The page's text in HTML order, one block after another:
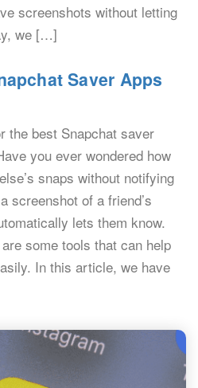
screenshots without letting
we […]
Saver Apps
the best Snapchat saver
you ever wondered how
snaps without notifying
screenshot of a friend’s
lets them know.
some tools that can help
In this article, we have